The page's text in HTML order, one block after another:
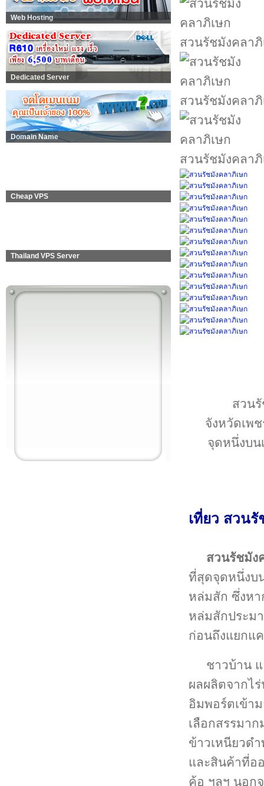
Web Hosting
Dedicated Server
Domain Name
Cheap VPS
Thailand VPS Server
สวนรัชมังคลาภิ
สวนรัชมังคลาภิ
สวนรัชมังคลาภิ
สวน
จังหวัดเพ
จุดหนึ่งบน
เที่ยว สวน
สวนรัชมัง
ที่สุดจุดหนึ่งบ
หล่มสัก ซึ่งหา
หล่มสักประม
ก่อนถึงแยกแ
ชาวบ้าน
ผลผลิตจากไ
อิมพอร์ตเข้า
เลือกสรรมา
ข้าวเหนียวด
และสินค้าที่อ
ค้อ ฯลฯ นอก